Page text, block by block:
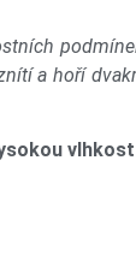
a hoří